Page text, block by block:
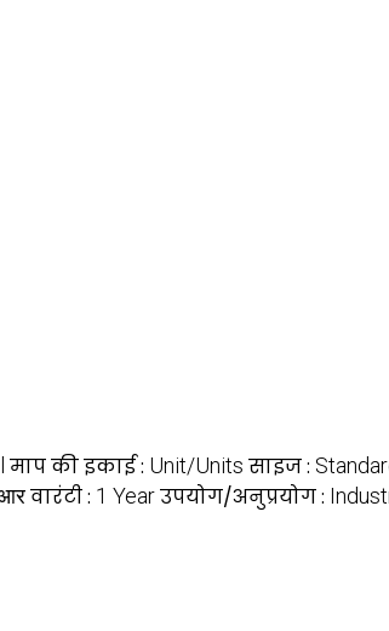
माप की इकाई : Unit/Units साइज :
वारंटी : 1 Yearउपयोग/अनुप्रयोग :